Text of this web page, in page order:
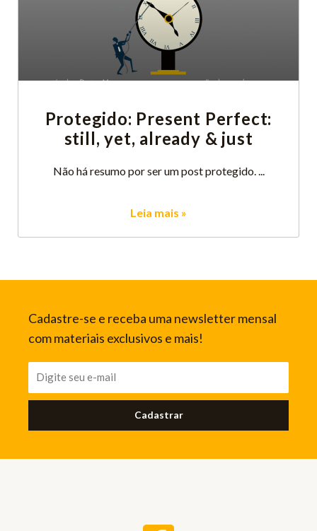
Protegido: Present Perfect:
still, yet, already & just
Não há resumo por ser um post protegido.
Leia mais »
Cadastre-se e receba uma newsletter mensal
com materiais exclusivos e mais!
Cadastrar